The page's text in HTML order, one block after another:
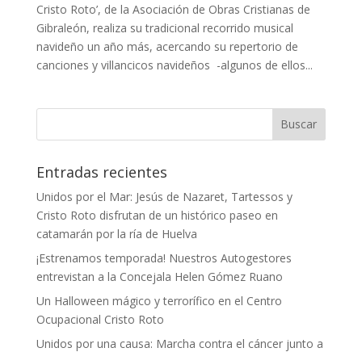
Cristo Roto’, de la Asociación de Obras Cristianas de
Gibraleón, realiza su tradicional recorrido musical
navideño un año más, acercando su repertorio de
canciones y villancicos navideños -algunos de ellos...
Entradas recientes
Unidos por el Mar: Jesús de Nazaret, Tartessos y
Cristo Roto disfrutan de un histórico paseo en
catamarán por la ría de Huelva
¡Estrenamos temporada! Nuestros Autogestores
entrevistan a la Concejala Helen Gómez Ruano
Un Halloween mágico y terrorífico en el Centro
Ocupacional Cristo Roto
Unidos por una causa: Marcha contra el cáncer junto a